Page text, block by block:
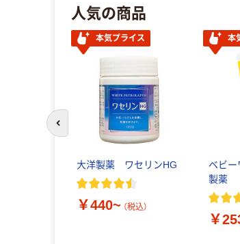
人気の商品
本気プライス
大洋製薬 ワセリンHG
￥440~ （税込）
本
ベビ
製薬
￥
前のスライドへ